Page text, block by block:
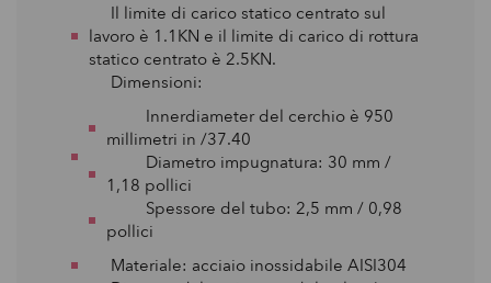
Il limite di carico statico centrato sul
lavoro è 1.1KN e il limite di carico di rottura
statico centrato è 2.5KN.
Dimensioni:
Innerdiameter del cerchio è 950
millimetri in /37.40
Diametro impugnatura: 30 mm /
1,18 pollici
Spessore del tubo: 2,5 mm / 0,98
pollici
Materiale: acciaio inossidabile AISI304